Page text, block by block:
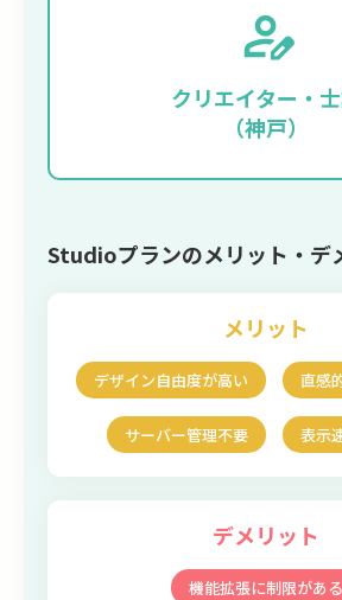
クリエイター・
（神戸）
ご自身のポートフォリオ（制
観を、デザインにこだわって
イナー、建築家、コンサルタ
も選
Studioプランのメリット・デ
メリット
デザイン自由度が高い 直感
サーバー管理不要 表示
デメリット
機能拡張に制限がある